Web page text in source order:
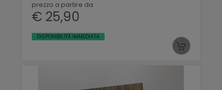
prezzo a partire da
€ 25,90
DISPONIBILITÀ IMMEDIATA